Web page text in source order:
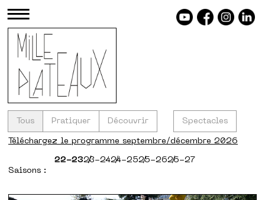
≡
Tous Pratiquer Découvrir Spectacles
Téléchargez le programme septembre/décembre 2026
Saisons :
22-2323-2424-2525-2626-27